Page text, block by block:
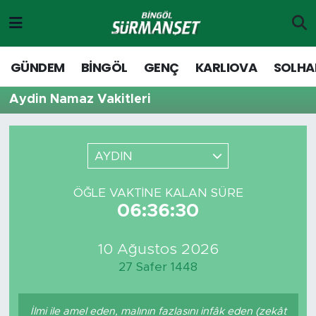
GÜNDEM BİNGÖL GENÇ KARLIOVA
Aydin Namaz Vakitleri
AYDIN
ÖĞLE VAKTINE KALAN SÜRE
06:36:30
10 Ağustos 2026
27 Safer 1448
İlmi ile amel eden, malının fazlasını infâk eden (zekât
Genç
Solhan
Adaklı-Kiğı
MD Prestij Dergisi
Siyaset
Merkez Hava Durumu
Merkez Trafik Yoğunluk Haritası
Süper Lig Puan Durumu ve Fikstür
Tüm Manşetler